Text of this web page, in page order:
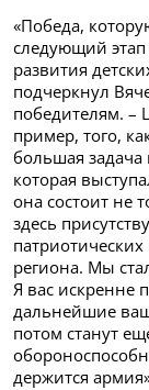
«Победа,
следующий
развития
подчеркнул
победителям. –
пример, того,
большая
которая
она состоит не
здесь
региона. Мы
Я вас искренне
дальнейшие
потом станут
держится